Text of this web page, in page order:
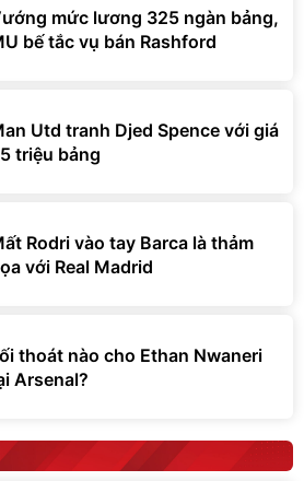
mức lương 325 ngàn bảng,
bế tắc vụ bán Rashford
Utd tranh Djed Spence với giá
triệu bảng
Rodri vào tay Barca là thảm
với Real Madrid
thoát nào cho Ethan Nwaneri
Arsenal?